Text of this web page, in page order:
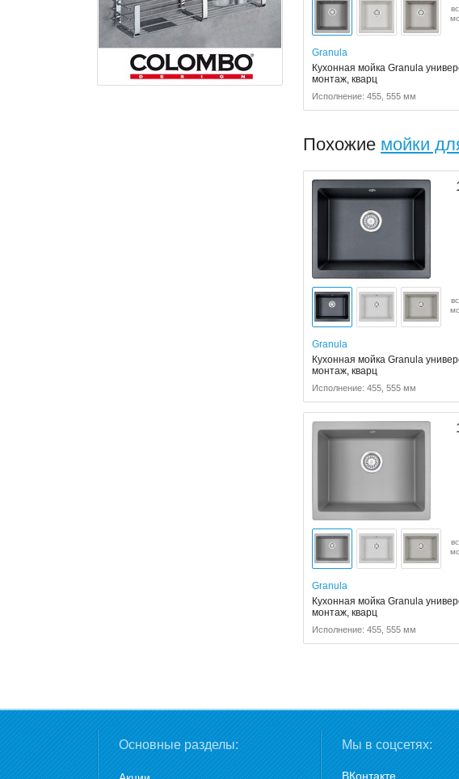
Granula
Кухонная мойка Granula
монтаж, кварц
Исполнение: 455, 555 мм
Похожие мойки
Granula
Кухонная мойка Granula
монтаж, кварц
Исполнение: 455, 555 мм
Granula
Кухонная мойка Granula
монтаж, кварц
Исполнение: 455, 555 мм
Основные разделы: Мы в соцсетях:
ВКонтакте